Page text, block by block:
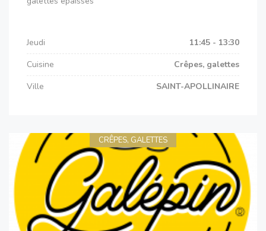
Jeudi
11:45 - 13:30
Cuisine
Crêpes, galettes
Ville
SAINT-APOLLINAIRE
CRÊPES, GALETTES